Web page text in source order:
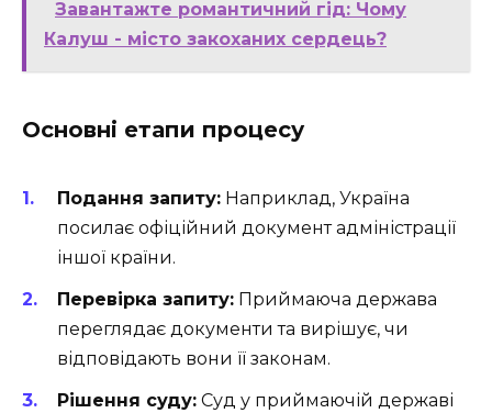
Завантажте романтичний гід: Чому
Калуш - місто закоханих сердець?
Основні етапи процесу
Подання запиту: Наприклад, Україна
посилає офіційний документ адміністрації
іншої країни.
Перевірка запиту: Приймаюча держава
переглядає документи та вирішує, чи
відповідають вони її законам.
Рішення суду: Суд у приймаючій державі